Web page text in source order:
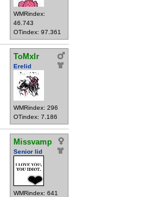
WMRindex:
46.743
OTindex: 97.361
ToMxlr
Erelid
WMRindex: 296
OTindex: 7.186
Missvamp
Senior lid
WMRindex: 641